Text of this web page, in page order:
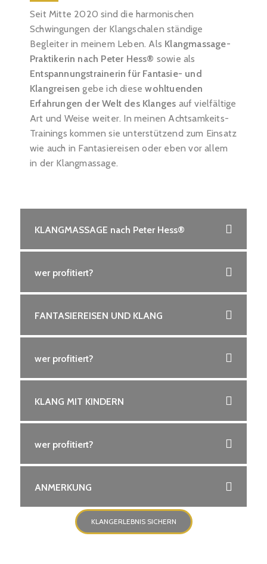
Seit Mitte 2020 sind die harmonischen
Schwingungen der Klangschalen ständige
Begleiter in meinem Leben. Als Klangmassage-
Praktikerin nach Peter Hess® sowie als
Entspannungstrainerin für Fantasie- und
Klangreisen gebe ich diesewohltuenden
Erfahrungen der Welt des Klanges auf vielfältige
Art und Weise weiter. In meinen Achtsamkeits-
Trainings kommen sie unterstützend zum Einsatz
wie auch in Fantasiereisen oder eben vor allem
in der Klangmassage.
KLANGMASSAGE nach Peter Hess®
wer profitiert?
FANTASIEREISEN UND KLANG
wer profitiert?
KLANG MIT KINDERN
wer profitiert?
ANMERKUNG
KLANGERLEBNIS SICHERN